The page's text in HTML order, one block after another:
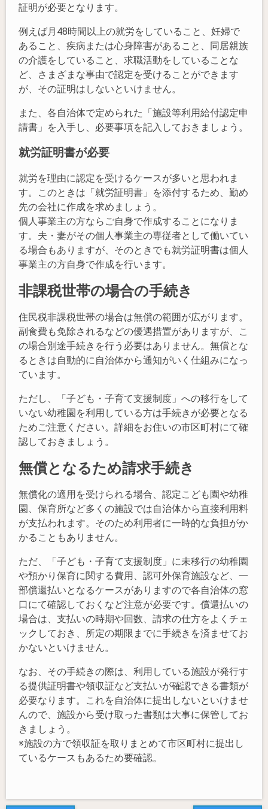
証明が必要となります。
例えば月48時間以上の就労をしていること、妊婦で
あること、疾病または心身障害があること、同居親族
の介護をしていること、求職活動をしていることな
ど、さまざまな事由で認定を受けることができます
が、その証明はしないといけません。
また、各自治体で定められた「施設等利用給付認定申
請書」を入手し、必要事項を記入しておきましょう。
就労証明書が必要
就労を理由に認定を受けるケースが多いと思われま
す。このときは「就労証明書」を添付するため、勤め
先の会社に作成を求めましょう。
個人事業主の方ならご自身で作成することになりま
す。夫・妻がその個人事業主の専従者として働いてい
る場合もありますが、そのときでも就労証明書は個人
事業主の方自身で作成を行います。
非課税世帯の場合の手続き
住民税非課税世帯の場合は無償の範囲が広がります。
副食費も免除されるなどの優遇措置がありますが、こ
の場合別途手続きを行う必要はありません。無償とな
るときは自動的に自治体から通知がいく仕組みになっ
ています。
ただし、「子ども・子育て支援制度」への移行をして
いない幼稚園を利用している方は手続きが必要となる
ためご注意ください。詳細をお住いの市区町村にて確
認しておきましょう。
無償となるため請求手続き
無償化の適用を受けられる場合、認定こども園や幼稚
園、保育所など多くの施設では自治体から直接利用料
が支払われます。そのため利用者に一時的な負担がか
かることもありません。
ただ、「子ども・子育て支援制度」に未移行の幼稚園
や預かり保育に関する費用、認可外保育施設など、一
部償還払いとなるケースがありますので各自治体の窓
口にて確認しておくなど注意が必要です。償還払いの
場合は、支払いの時期や回数、請求の仕方をよくチェ
ックしておき、所定の期限までに手続きを済ませてお
かないといけません。
なお、その手続きの際は、利用している施設が発行す
る提供証明書や領収証など支払いが確認できる書類が
必要なります。これを自治体に提出しないといけませ
んので、施設から受け取った書類は大事に保管してお
きましょう。
※施設の方で領収証を取りまとめて市区町村に提出し
ているケースもあるため要確認。